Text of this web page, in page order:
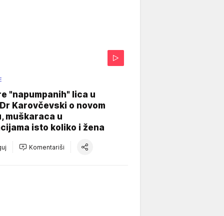
"napumpanih" lica u
Karovčevski o novom
muškaraca u
isto koliko i žena
Komentariši